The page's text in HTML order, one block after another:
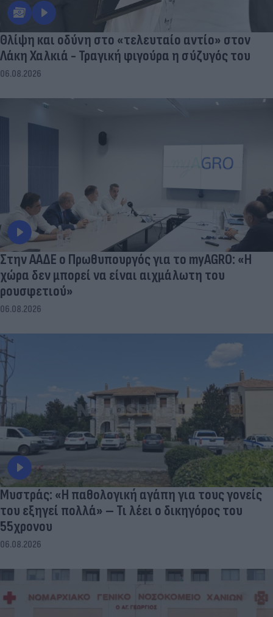
Θλίψη και οδύνη στο «τελευταίο αντίο» στον
Λάκη Χαλκιά - Τραγική φιγούρα η σύζυγός του
06.08.2026
Στην ΑΑΔΕ ο Πρωθυπουργός για το myAGRO: «Η
χώρα δεν μπορεί να είναι αιχμάλωτη του
ρουσφετιού»
06.08.2026
Μυστράς: «Η παθολογική αγάπη για τους γονείς
του εξηγεί πολλά» – Τι λέει ο δικηγόρος του
55χρονου
06.08.2026